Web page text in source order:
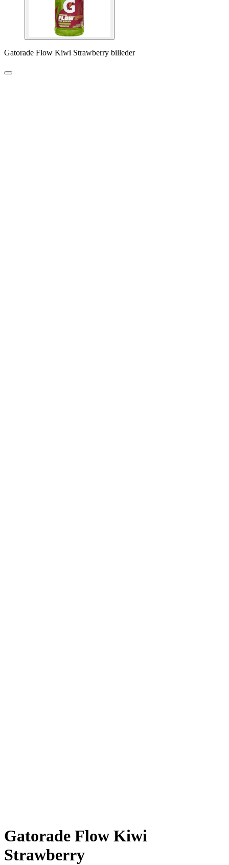
Gatorade Flow Kiwi Strawberry billeder
Gatorade Flow Kiwi
Strawberry